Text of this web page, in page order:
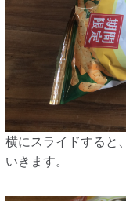
横にスライドすると
いきます。